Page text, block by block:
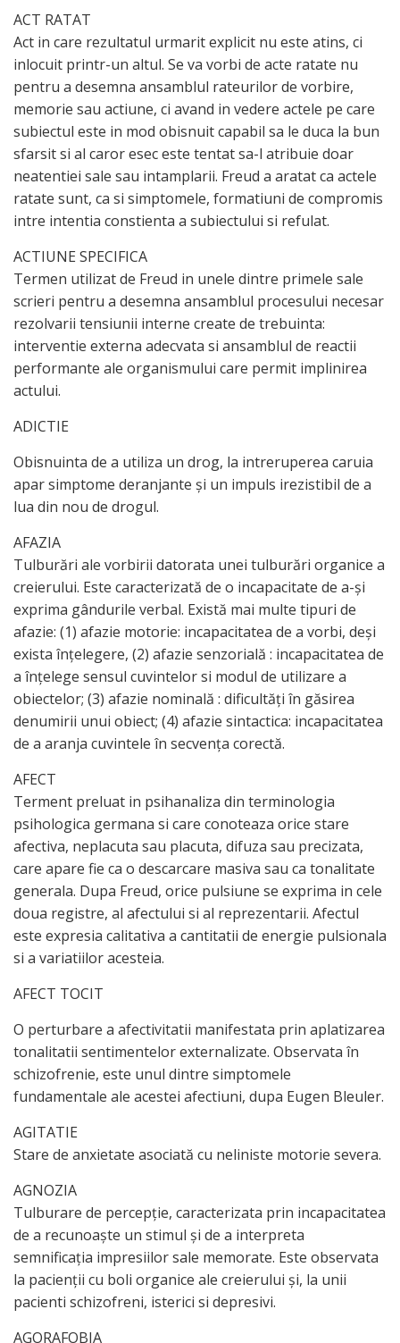
ACT RATAT
Act in care rezultatul urmarit explicit nu este atins, ci
inlocuit printr-un altul. Se va vorbi de acte ratate nu
pentru a desemna ansamblul rateurilor de vorbire,
memorie sau actiune, ci avand in vedere actele pe care
subiectul este in mod obisnuit capabil sa le duca la bun
sfarsit si al caror esec este tentat sa-l atribuie doar
neatentiei sale sau intamplarii. Freud a aratat ca actele
ratate sunt, ca si simptomele, formatiuni de compromis
intre intentia constienta a subiectului si refulat.
ACTIUNE SPECIFICA
Termen utilizat de Freud in unele dintre primele sale
scrieri pentru a desemna ansamblul procesului necesar
rezolvarii tensiunii interne create de trebuinta:
interventie externa adecvata si ansamblul de reactii
performante ale organismului care permit implinirea
actului.
ADICTIE
Obisnuinta de a utiliza un drog, la intreruperea caruia
apar simptome deranjante şi un impuls irezistibil de a
lua din nou de drogul.
AFAZIA
Tulburări ale vorbirii datorata unei tulburări organice a
creierului. Este caracterizată de o incapacitate de a-şi
exprima gândurile verbal. Există mai multe tipuri de
afazie: (1) afazie motorie: incapacitatea de a vorbi, deşi
exista înţelegere, (2) afazie senzorială : incapacitatea de
a înţelege sensul cuvintelor si modul de utilizare a
obiectelor; (3) afazie nominală : dificultăţi în găsirea
denumirii unui obiect; (4) afazie sintactica: incapacitatea
de a aranja cuvintele în secvenţa corectă.
AFECT
Terment preluat in psihanaliza din terminologia
psihologica germana si care conoteaza orice stare
afectiva, neplacuta sau placuta, difuza sau precizata,
care apare fie ca o descarcare masiva sau ca tonalitate
generala. Dupa Freud, orice pulsiune se exprima in cele
doua registre, al afectului si al reprezentarii. Afectul
este expresia calitativa a cantitatii de energie pulsionala
si a variatiilor acesteia.
AFECT TOCIT
O perturbare a afectivitatii manifestata prin aplatizarea
tonalitatii sentimentelor externalizate. Observata în
schizofrenie, este unul dintre simptomele
fundamentale ale acestei afectiuni, dupa Eugen Bleuler.
AGITATIE
Stare de anxietate asociată cu neliniste motorie severa.
AGNOZIA
Tulburare de percepţie, caracterizata prin incapacitatea
de a recunoaşte un stimul şi de a interpreta
semnificaţia impresiilor sale memorate. Este observata
la pacienţii cu boli organice ale creierului şi, la unii
pacienti schizofreni, isterici si depresivi.
AGORAFOBIA